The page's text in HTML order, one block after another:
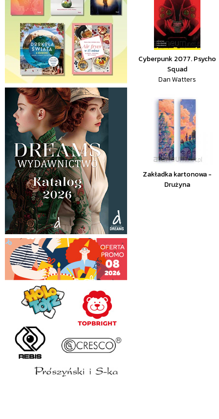
Cyberpunk 2077. Psycho
Squad
Dan Watters
Zakładka kartonowa -
Drużyna